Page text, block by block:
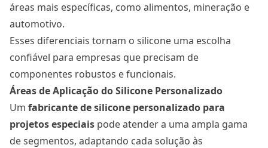
áreas mais específicas, como alimentos, mineração e
automotivo.
Esses diferenciais tornam o silicone uma escolha
confiável para empresas que precisam de
componentes robustos e funcionais.
Áreas de Aplicação do Silicone Personalizado
Um fabricante de silicone personalizado para
projetos especiais pode atender a uma ampla gama
de segmentos, adaptando cada solução às